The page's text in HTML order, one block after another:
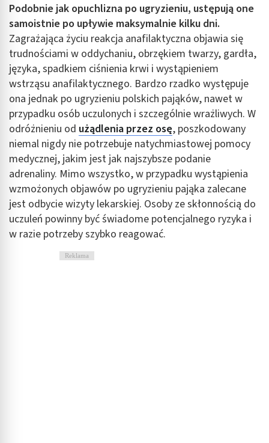
Podobnie jak opuchlizna po ugryzieniu, ustępują one
samoistnie po upływie maksymalnie kilku dni.
Zagrażająca życiu reakcja anafilaktyczna objawia się
trudnościami w oddychaniu, obrzękiem twarzy, gardła,
języka, spadkiem ciśnienia krwi i wystąpieniem
wstrząsu anafilaktycznego. Bardzo rzadko występuje
ona jednak po ugryzieniu polskich pająków, nawet w
przypadku osób uczulonych i szczególnie wrażliwych. W
odróżnieniu od użądlenia przez osę, poszkodowany
niemal nigdy nie potrzebuje natychmiastowej pomocy
medycznej, jakim jest jak najszybsze podanie
adrenaliny. Mimo wszystko, w przypadku wystąpienia
wzmożonych objawów po ugryzieniu pająka zalecane
jest odbycie wizyty lekarskiej. Osoby ze skłonnością do
uczuleń powinny być świadome potencjalnego ryzyka i
w razie potrzeby szybko reagować.
Reklama